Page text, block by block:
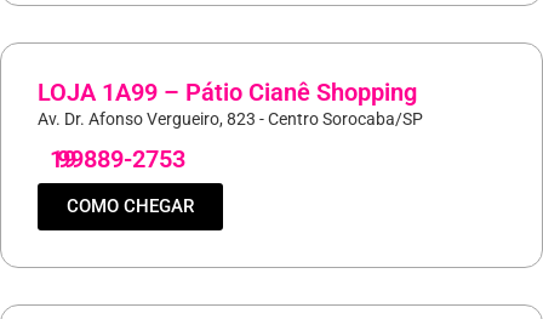
LOJA 1A99 – Pátio Cianê Shopping
Av. Dr. Afonso Vergueiro, 823 - Centro Sorocaba/SP
19
99889-2753
COMO CHEGAR